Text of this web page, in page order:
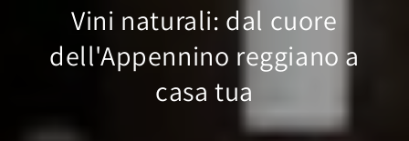
Vini naturali: dal cuore
dell'Appennino reggiano a
casa tua